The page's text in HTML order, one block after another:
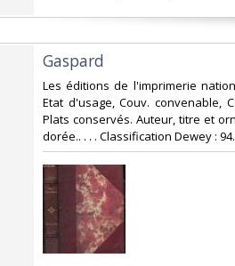
‎Gaspard‎
‎Les éditions de l'imprimerie
Etat d'usage, Couv. convenable,
Plats conservés. Auteur, titre et
dorée.. . . . Classification Dewey :